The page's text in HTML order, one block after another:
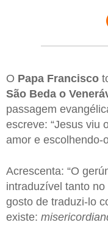
O Papa Francisco
São Beda o
passagem
escreve: “Jesus viu
amor e escolhendo-
Acrescenta: “O
intraduzível tanto
gosto de traduzi-lo
existe: